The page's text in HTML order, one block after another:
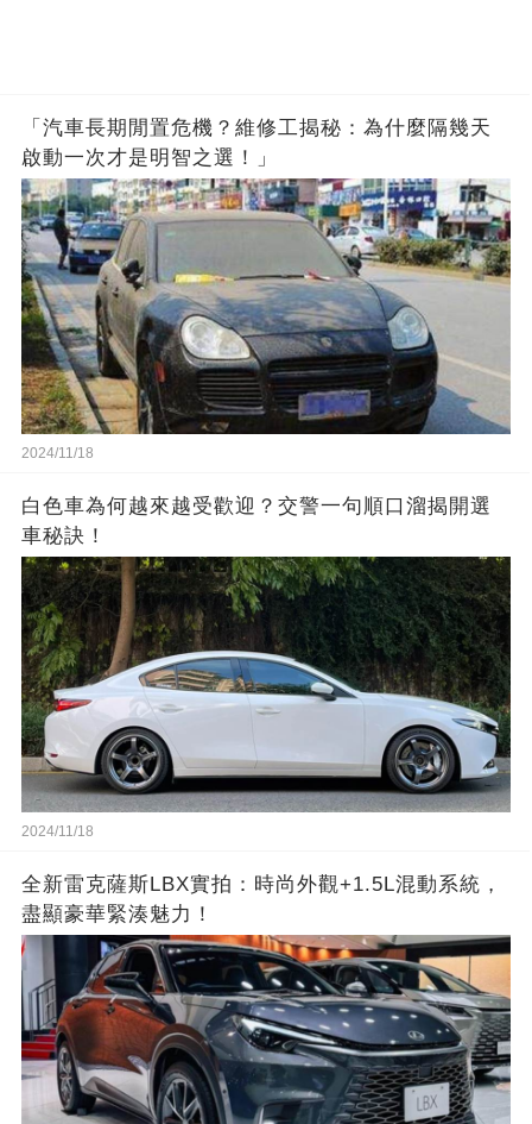
「汽車長期閒置危機？維修工揭秘：為什麼隔幾天
啟動一次才是明智之選！」
2024/11/18
白色車為何越來越受歡迎？交警一句順口溜揭開選
車秘訣！
2024/11/18
全新雷克薩斯LBX實拍：時尚外觀+1.5L混動系統，
盡顯豪華緊湊魅力！